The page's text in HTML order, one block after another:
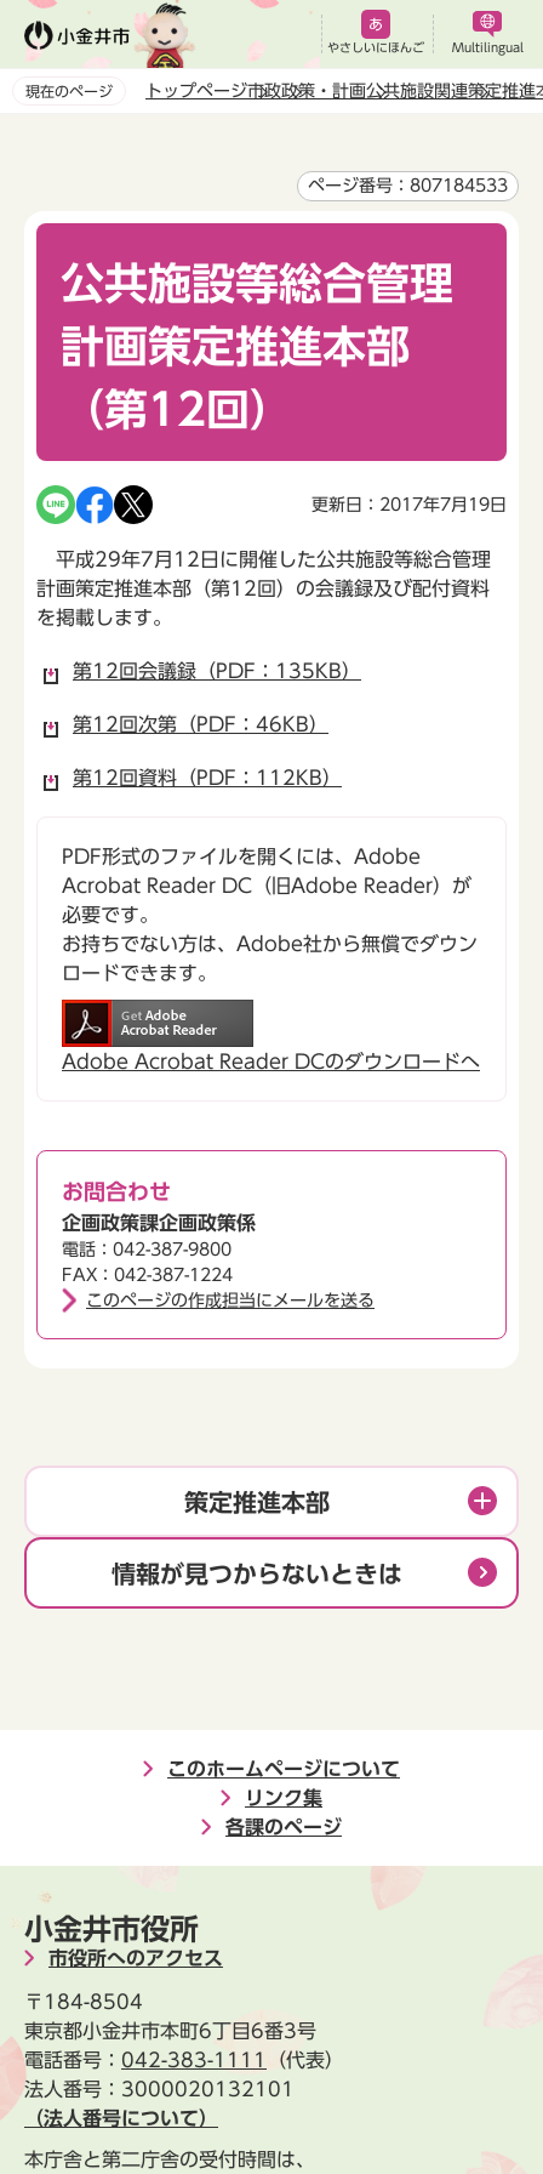
ペ
やさしいにほんご Multilingual
現在のページ トップページ市政政策・計画公共施設関連策定推進
ページ番号：807184533
公共施設等総合管理
計画策定推進本部
（第12回）
更新日：2017年7月19日
平成29年7月12日に開催した公共施設等総合管理
計画策定推進本部（第12回）の会議録及び配付資料
を掲載します。
第12回会議録（PDF：135KB）
第12回次第（PDF：46KB）
第12回資料（PDF：112KB）
PDF形式のファイルを開くには、Adobe
Acrobat Reader DC（旧Adobe Reader）が
必要です。
お持ちでない方は、Adobe社から無償でダウン
ロードできます。
Adobe Acrobat Reader DCのダウンロードへ
お問合わせ
企画政策課企画政策係
電話：042-387-9800
FAX：042-387-1224
このページの作成担当にメールを送る
策定推進本部
情報が見つからないときは
このホームページについて
リンク集
各課のページ
小金井市役所
市役所へのアクセス
〒184-8504
東京都小金井市本町6丁目6番3号
電話番号： 042-383-1111
（代表）
法人番号：3000020132101
（法人番号について）
本庁舎と第二庁舎の受付時間は、